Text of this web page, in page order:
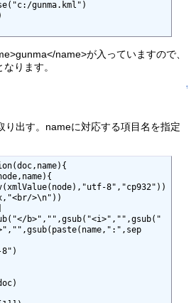
gunma.kml")
name>が入っていますので、
ります。
↑
り出す。nameに対応する項目名を指定
8","cp932"))
>\n"))
b>","",gsub("<i>","",gsub("